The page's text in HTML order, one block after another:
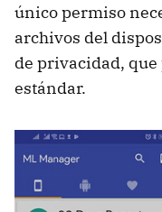
único permiso
archivos del
de privacidad,
estándar.